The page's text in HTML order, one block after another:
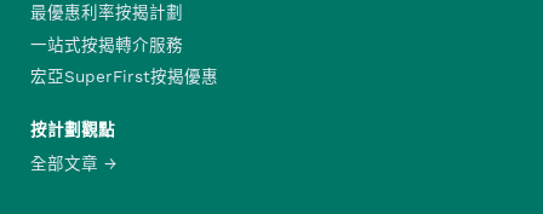
最優惠利率按揭計劃
一站式按揭轉介服務
宏亞SuperFirst按揭優惠
按計劃觀點
全部文章